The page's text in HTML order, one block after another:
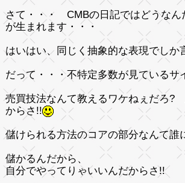
さて・・・ CMBの日記ではどうな
が生まれます・・・
はいはい、 同じく抽象的な表現でしか
だって・・・不特定多数が見ているサ
売買技法なんて教えるワケねぇだろ?
からさ!!
儲けられる方法のコアの部分なんて誰
儲かるんだから、
自分でやってりゃいいんだからさ!!